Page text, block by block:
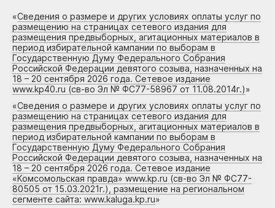
«Сведения о размере и других условиях оплаты услуг по
размещению на страницах сетевого издания для
размещения предвыборных, агитационных материалов в
период избирательной кампании по выборам в
Государственную Думу Федерального Собрания
Российской Федерации девятого созыва, назначенных на
18 – 20 сентября 2026 года. Сетевое издание
www.kp40.ru (св-во Эл № ФС77-58967 от 11.08.2014г.)»
«Сведения о размере и других условиях оплаты услуг по
размещению на страницах сетевого издания для
размещения предвыборных, агитационных материалов в
период избирательной кампании по выборам в
Государственную Думу Федерального Собрания
Российской Федерации девятого созыва, назначенных на
18 – 20 сентября 2026 года. Сетевое издание
«Комсомольская правда» www.kp.ru (св-во Эл № ФС77-
80505 от 15.03.2021г.), размещение на региональном
сегменте сайта: www.kaluga.kp.ru»